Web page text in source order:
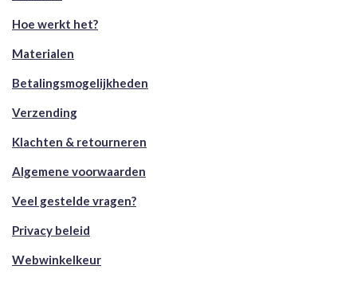
Hoe werkt het?
Materialen
Betalingsmogelijkheden
Verzending
Klachten & retourneren
Algemene voorwaarden
Veel gestelde vragen?
Privacy beleid
Webwinkelkeur